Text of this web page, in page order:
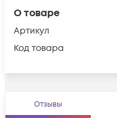
О товаре
Артикул
Код товара
Отзывы